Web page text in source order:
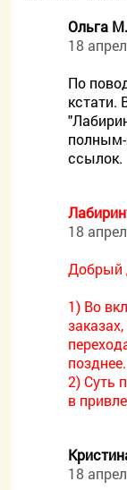
Ольга М.
18
По
кстати.
полным-
ссылок.
18
Добрый
1) Во
позднее.
2) Суть
в
18